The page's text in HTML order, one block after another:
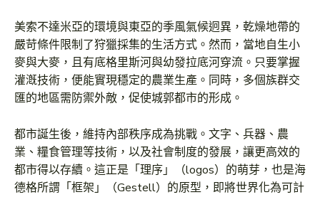
美索不達米亞的環境與東亞的季風氣候迥異，乾燥地帶的
嚴苛條件限制了狩獵採集的生活方式。然而，當地自生小
麥與大麥，且有底格里斯河與幼發拉底河穿流。只要掌握
灌漑技術，便能實現穩定的農業生產。同時，多個族群交
匯的地區需防禦外敵，促使城郭都市的形成。
都市誕生後，維持內部秩序成為挑戰。文字、兵器、農
業、糧食管理等技術，以及社會制度的發展，讓更高效的
都市得以存續。這正是「理序」（logos）的萌芽，也是海
德格所謂「框架」（Gestell）的原型，即將世界化為可計